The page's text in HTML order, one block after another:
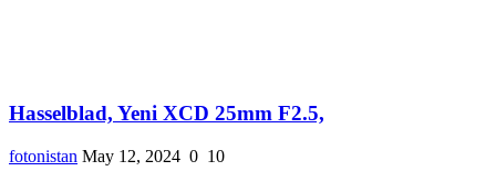
Hasselblad, Yeni XCD 25mm F2.5,
fotonistan May 12, 2024 0 10